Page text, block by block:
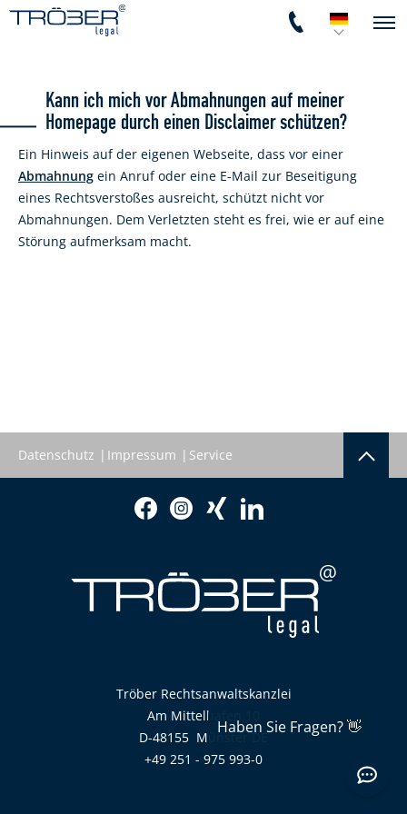
Kann ich mich vor Abmahnungen auf meiner
Homepage durch einen Disclaimer schützen?
Ein Hinweis auf der eigenen Webseite, dass vor einer
Abmahnung ein Anruf oder eine E-Mail zur Beseitigung
eines Rechtsverstoßes ausreicht, schützt nicht vor
Abmahnungen. Dem Verletzten steht es frei, wie er auf eine
Störung aufmerksam macht.
Datenschutz Impressum Service
Tröber Rechtsanwaltskanzlei
Am Mittelhafen 10
D-48155 Münster DE
+49 251 - 975 993-0